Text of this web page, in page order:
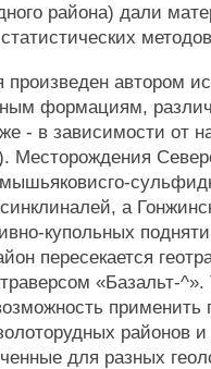
района) дали
автором
формациям,
- в зависимости от
Месторождения
а
купольных
пересекается
«Базальт-
районов и
для разных